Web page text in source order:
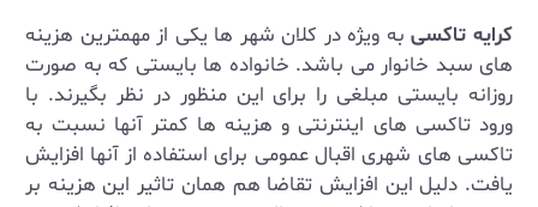
کرایه تاکسی به ویژه در کلان شهر ها یکی از مهمترین هزینه
های سبد خانوار می باشد. خانواده ها بایستی که به صورت
روزانه بایستی مبلغی را برای این منظور در نظر بگیرند. با
ورود تاکسی های اینترنتی و هزینه ها کمتر آنها نسبت به
تاکسی های شهری اقبال عمومی برای استفاده از آنها افزایش
یافت. دلیل این افزایش تقاضا هم همان تاثیر این هزینه بر